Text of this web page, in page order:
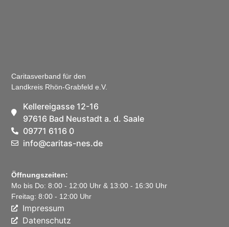
Caritasverband für den
Landkreis Rhön-Grabfeld e.V.
Kellereigasse 12-16
97616 Bad Neustadt a. d. Saale
09771 6116 0
info@caritas-nes.de
Öffnungszeiten:
Mo bis Do: 8:00 - 12:00 Uhr & 13:00 - 16:30 Uhr
Freitag: 8:00 - 12:00 Uhr
Impressum
Datenschutz